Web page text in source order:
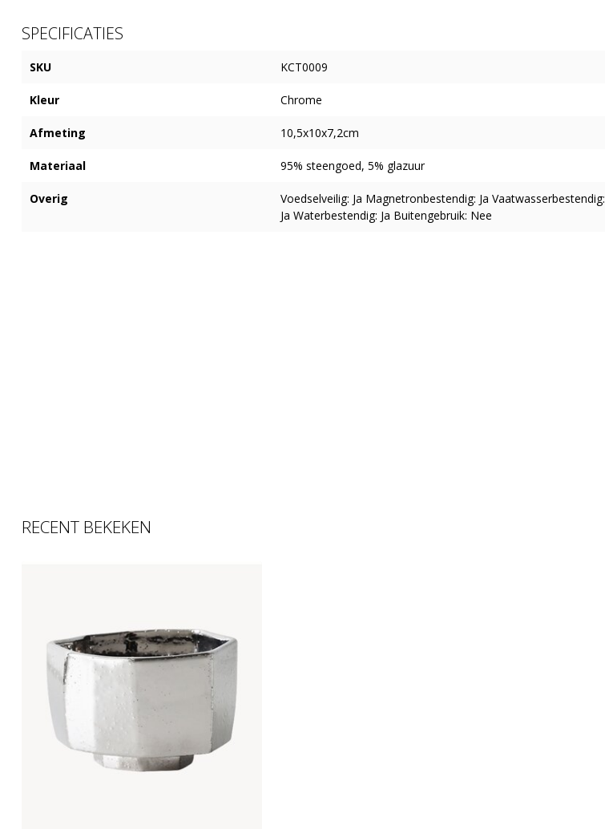
SPECIFICATIES
SKU KCT0009
Kleur Chrome
Afmeting 10,5x10x7,2cm
Materiaal 95% steengoed, 5% glazuur
Overig
Voedselveilig: Ja Magnetronbestendig: Ja Vaatwasserbestendig:
Ja Waterbestendig: Ja Buitengebruik: Nee
RECENT BEKEKEN